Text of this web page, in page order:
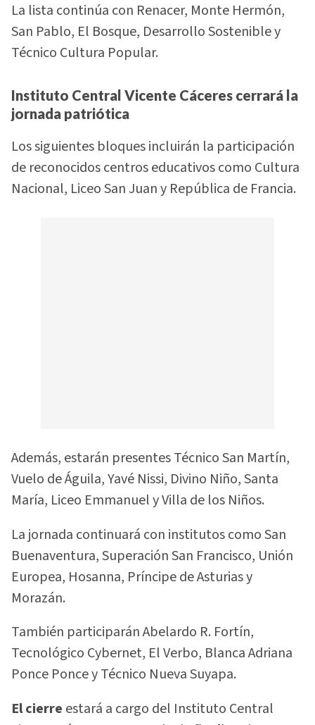
La lista continúa con Renacer, Monte Hermón,
San Pablo, El Bosque, Desarrollo Sostenible y
Técnico Cultura Popular.
Instituto Central Vicente Cáceres cerrará la
jornada patriótica
Los siguientes bloques incluirán la participación
de reconocidos centros educativos como Cultura
Nacional, Liceo San Juan y República de Francia.
Además, estarán presentes Técnico San Martín,
Vuelo de Águila, Yavé Nissi, Divino Niño, Santa
María, Liceo Emmanuel y Villa de los Niños.
La jornada continuará con institutos como San
Buenaventura, Superación San Francisco, Unión
Europea, Hosanna, Príncipe de Asturias y
Morazán.
También participarán Abelardo R. Fortín,
Tecnológico Cybernet, El Verbo, Blanca Adriana
Ponce Ponce y Técnico Nueva Suyapa.
El cierre estará a cargo del Instituto Central